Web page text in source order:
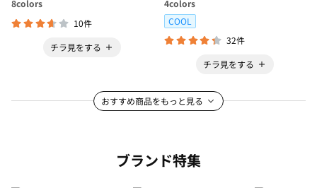
8colors
10件
チラ見をする
4colors
COOL
32件
チラ見をする
おすすめ商品をもっと見る
ブランド特集